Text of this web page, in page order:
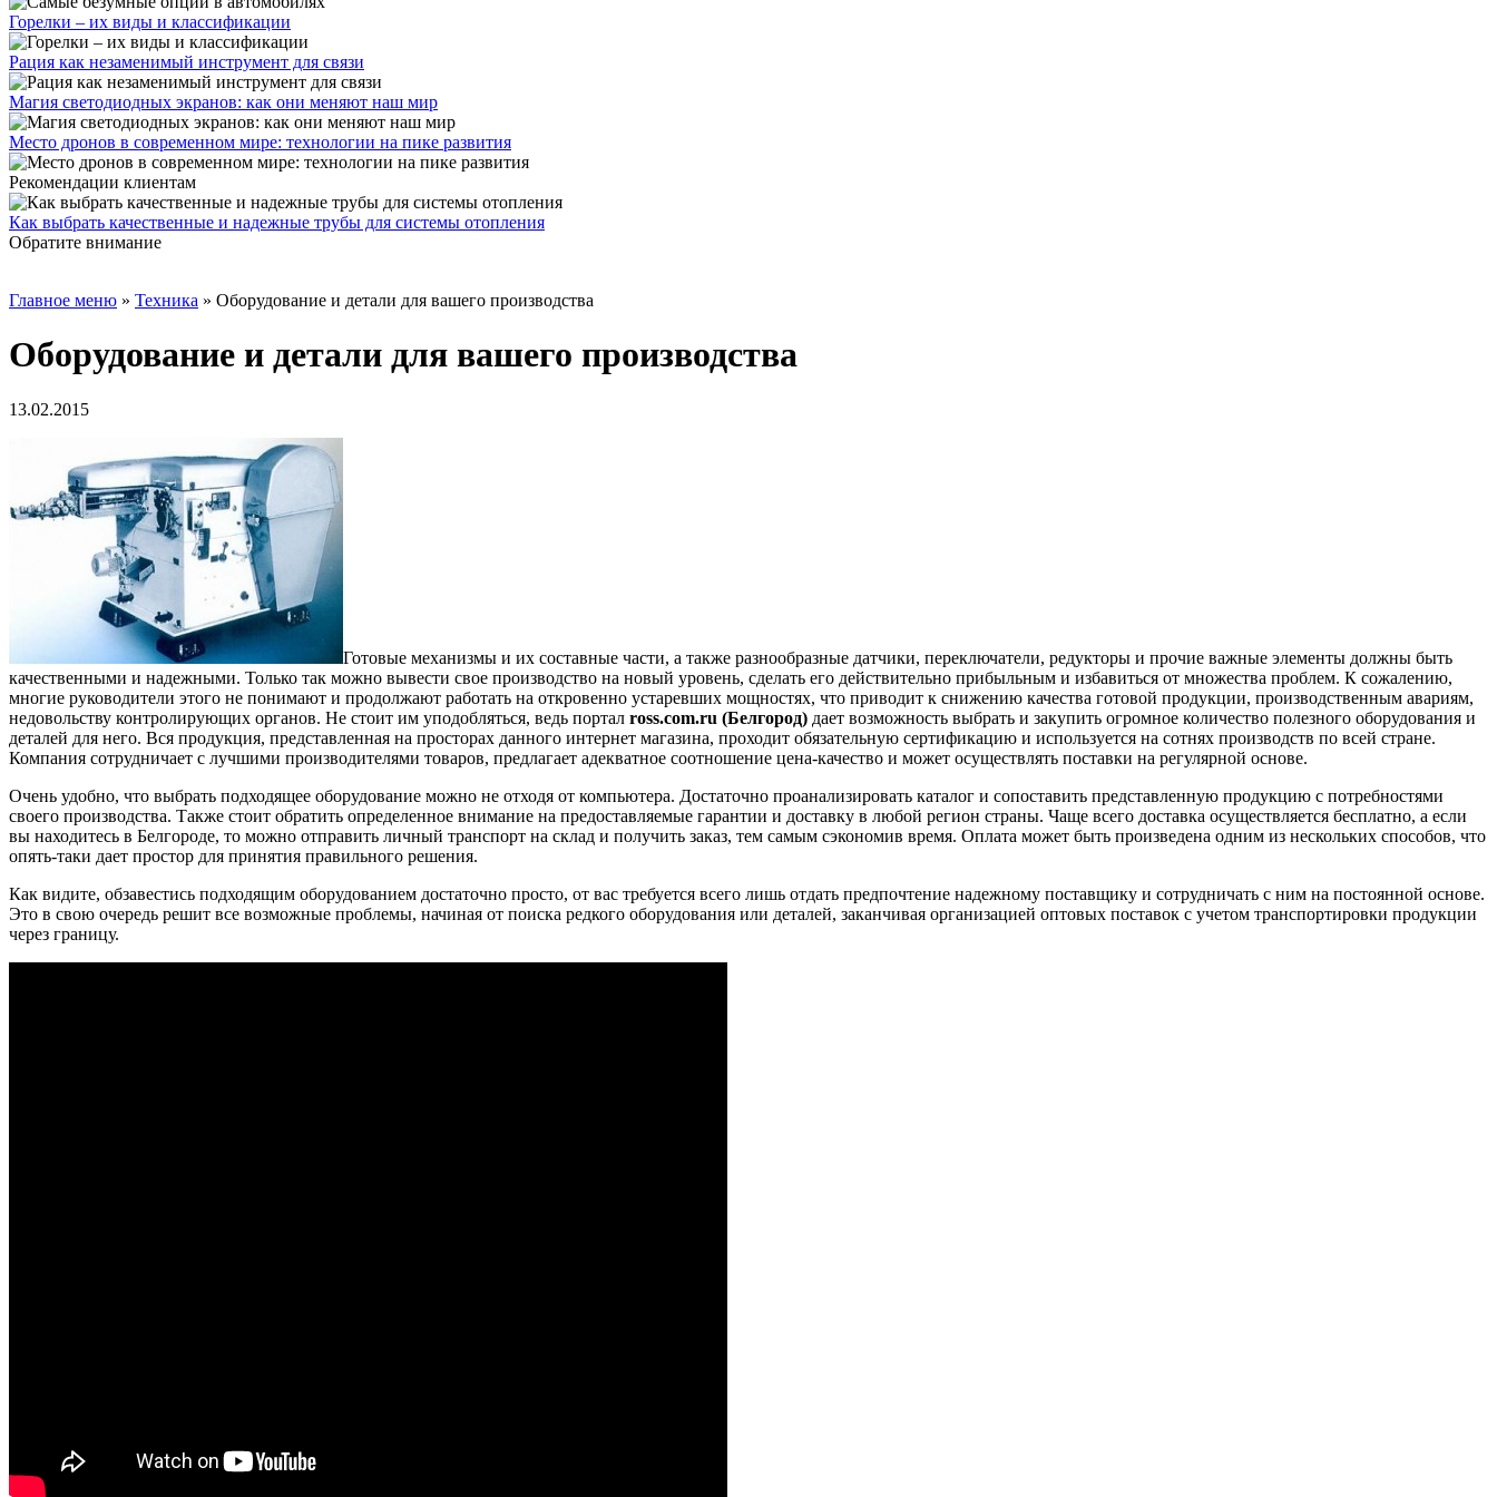
Горелки – их виды и классификации
Рация как незаменимый инструмент для связи
Магия светодиодных экранов: как они меняют наш мир
Место дронов в современном мире: технологии на пике развития
Рекомендации клиентам
Как выбрать качественные и надежные трубы для системы отопления
Обратите внимание
Главное меню » Техника » Оборудование и детали для вашего производства
Оборудование и детали для вашего производства
13.02.2015
Готовые механизмы и их составные части, а также разнообразные датчики, переключатели, редукторы и прочие важные элементы должны быть
качественными и надежными. Только так можно вывести свое производство на новый уровень, сделать его действительно прибыльным и избавиться от множества проблем. К сожалению,
многие руководители этого не понимают и продолжают работать на откровенно устаревших мощностях, что приводит к снижению качества готовой продукции, производственным авариям,
недовольству контролирующих органов. Не стоит им уподобляться, ведь портал ross.com.ru (Белгород) дает возможность выбрать и закупить огромное количество полезного оборудования и
деталей для него. Вся продукция, представленная на просторах данного интернет магазина, проходит обязательную сертификацию и используется на сотнях производств по всей стране.
Компания сотрудничает с лучшими производителями товаров, предлагает адекватное соотношение цена-качество и может осуществлять поставки на регулярной основе.
Очень удобно, что выбрать подходящее оборудование можно не отходя от компьютера. Достаточно проанализировать каталог и сопоставить представленную продукцию с потребностями
своего производства. Также стоит обратить определенное внимание на предоставляемые гарантии и доставку в любой регион страны. Чаще всего доставка осуществляется бесплатно, а если
вы находитесь в Белгороде, то можно отправить личный транспорт на склад и получить заказ, тем самым сэкономив время. Оплата может быть произведена одним из нескольких способов, что
опять-таки дает простор для принятия правильного решения.
Как видите, обзавестись подходящим оборудованием достаточно просто, от вас требуется всего лишь отдать предпочтение надежному поставщику и сотрудничать с ним на постоянной основе.
Это в свою очередь решит все возможные проблемы, начиная от поиска редкого оборудования или деталей, заканчивая организацией оптовых поставок с учетом транспортировки продукции
через границу.